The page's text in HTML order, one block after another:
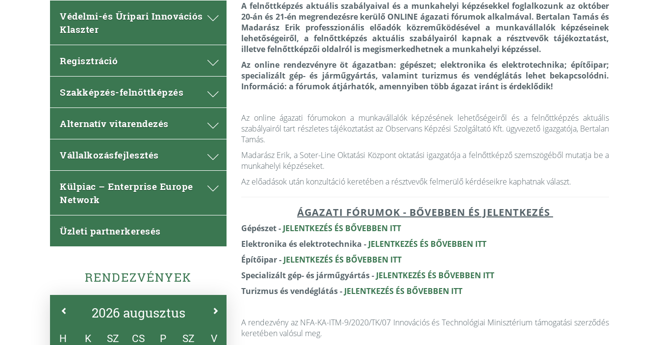
Védelmi-és Űripari Innovációs
Klaszter
Regisztráció
Szakképzés-felnőttképzés
Alternatív vitarendezés
Vállalkozásfejlesztés
Külpiac – Enterprise Europe
Network
Üzleti partnerkeresés
RENDEZVÉNYEK
2026 augusztus
H K SZ CS P SZ V
A felnőttképzés aktuális szabályaival és a munkahelyi képzésekkel foglalkozunk az október
20-án és 21-én megrendezésre kerülő ONLINE ágazati fórumok alkalmával. Bertalan Tamás és
Madarász Erik professzionális előadók közreműködésével a munkavállalók képzéseinek
lehetőségeiről, a felnőttképzés aktuális szabályairól kapnak a résztvevők tájékoztatást,
illetve felnőttképzői oldalról is megismerkedhetnek a munkahelyi képzéssel.
Az online rendezvényre öt ágazatban: gépészet; elektronika és elektrotechnika; építőipar;
specializált gép- és járműgyártás, valamint turizmus és vendéglátás lehet bekapcsolódni.
Információ: a fórumok átjárhatók, amennyiben több ágazat iránt is érdeklődik!
Az online ágazati fórumokon a munkavállalók képzésének lehetőségeiről és a felnőttképzés aktuális
szabályairól tart részletes tájékoztatást az Observans Képzési Szolgáltató Kft. ügyvezető igazgatója, Bertalan
Tamás.
Madarász Erik, a Soter-Line Oktatási Központ oktatási igazgatója a felnőttképző szemszögéből mutatja be a
munkahelyi képzéseket.
Az előadások után konzultáció keretében a résztvevők felmerülő kérdéseikre kaphatnak választ.
ÁGAZATI FÓRUMOK - BŐVEBBEN ÉS JELENTKEZÉS
Gépészet - JELENTKEZÉS ÉS BŐVEBBEN ITT
Elektronika és elektrotechnika - JELENTKEZÉS ÉS BŐVEBBEN ITT
Építőipar - JELENTKEZÉS ÉS BŐVEBBEN ITT
Specializált gép- és járműgyártás - JELENTKEZÉS ÉS BŐVEBBEN ITT
Turizmus és vendéglátás - JELENTKEZÉS ÉS BŐVEBBEN ITT
A rendezvény az NFA-KA-ITM-9/2020/TK/07 Innovációs és Technológiai Minisztérium támogatási szerződés
keretében valósul meg.